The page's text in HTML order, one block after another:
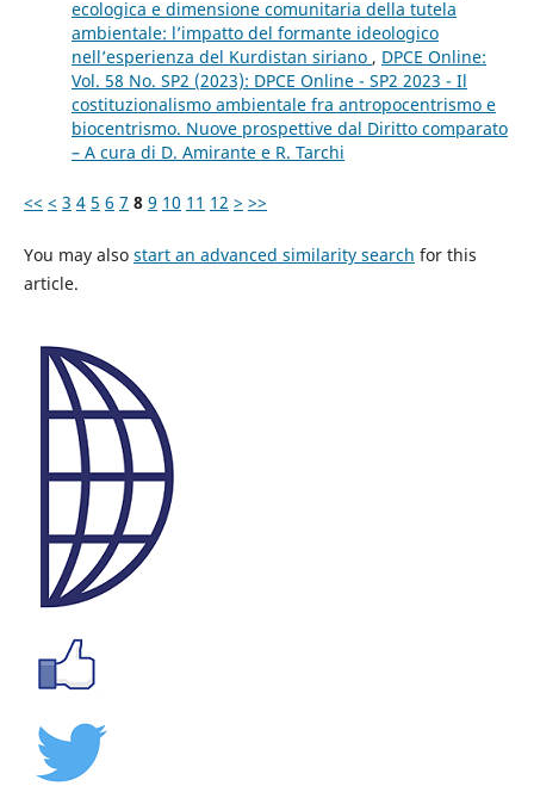
ecologica e dimensione comunitaria della tutela
ambientale: l’impatto del formante ideologico
nell’esperienza del Kurdistan siriano , DPCE Online:
Vol. 58 No. SP2 (2023): DPCE Online - SP2 2023 - Il
costituzionalismo ambientale fra antropocentrismo e
biocentrismo. Nuove prospettive dal Diritto comparato
– A cura di D. Amirante e R. Tarchi
<< < 3 4 5 6 7 8 9 10 11 12 > >>
You may also start an advanced similarity search for this
article.